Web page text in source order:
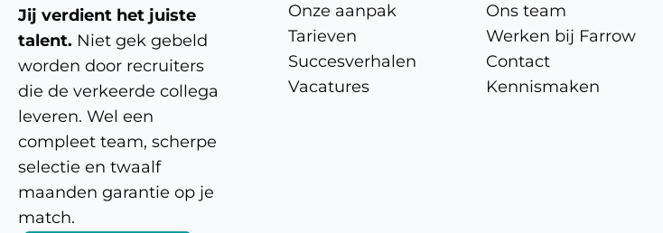
Jij verdient het juiste
talent. Niet gek gebeld
worden door recruiters
die de verkeerde collega
leveren. Wel een
compleet team, scherpe
selectie en twaalf
maanden garantie op je
match.
Onze aanpak
Tarieven
Succesverhalen
Vacatures
Ons team
Werken bij Farrow
Contact
Kennismaken